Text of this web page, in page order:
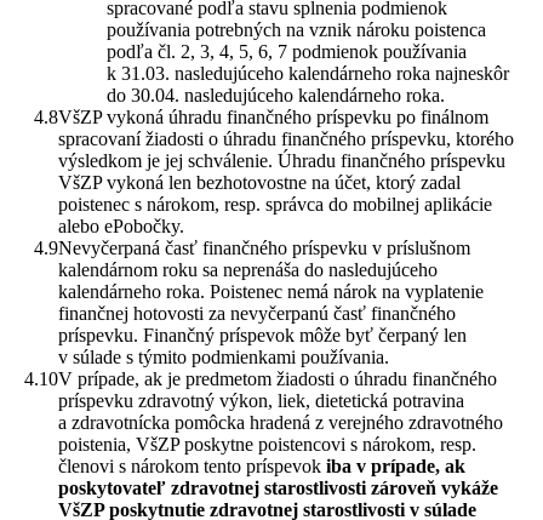
spracované podľa stavu splnenia podmienok
používania potrebných na vznik nároku poistenca
podľa čl. 2, 3, 4, 5, 6, 7 podmienok používania
k 31.03. nasledujúceho kalendárneho roka najneskôr
do 30.04. nasledujúceho kalendárneho roka.
VšZP vykoná úhradu finančného príspevku po finálnom
spracovaní žiadosti o úhradu finančného príspevku, ktorého
výsledkom je jej schválenie. Úhradu finančného príspevku
VšZP vykoná len bezhotovostne na účet, ktorý zadal
poistenec s nárokom, resp. správca do mobilnej aplikácie
alebo ePobočky.
Nevyčerpaná časť finančného príspevku v príslušnom
kalendárnom roku sa neprenáša do nasledujúceho
kalendárneho roka. Poistenec nemá nárok na vyplatenie
finančnej hotovosti za nevyčerpanú časť finančného
príspevku. Finančný príspevok môže byť čerpaný len
v súlade s týmito podmienkami používania.
V prípade, ak je predmetom žiadosti o úhradu finančného
príspevku zdravotný výkon, liek, dietetická potravina
a zdravotnícka pomôcka hradená z verejného zdravotného
poistenia, VšZP poskytne poistencovi s nárokom, resp.
členovi s nárokom tento príspevok iba v prípade, ak
poskytovateľ zdravotnej starostlivosti zároveň vykáže
VšZP poskytnutie zdravotnej starostlivosti v súlade